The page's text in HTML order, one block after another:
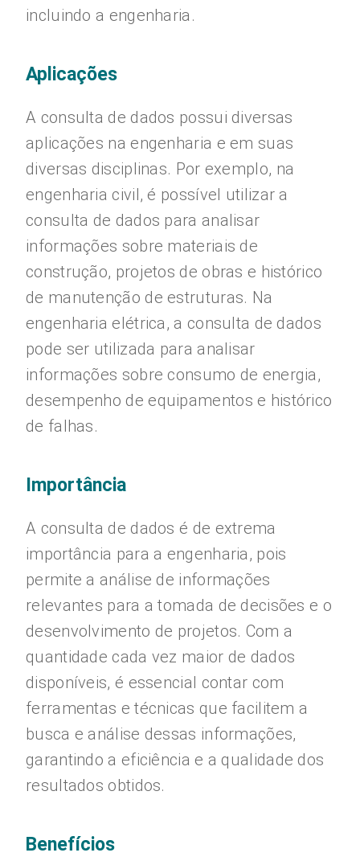
incluindo a engenharia.
Aplicações
A consulta de dados possui diversas
aplicações na engenharia e em suas
diversas disciplinas. Por exemplo, na
engenharia civil, é possível utilizar a
consulta de dados para analisar
informações sobre materiais de
construção, projetos de obras e histórico
de manutenção de estruturas. Na
engenharia elétrica, a consulta de dados
pode ser utilizada para analisar
informações sobre consumo de energia,
desempenho de equipamentos e histórico
de falhas.
Importância
A consulta de dados é de extrema
importância para a engenharia, pois
permite a análise de informações
relevantes para a tomada de decisões e o
desenvolvimento de projetos. Com a
quantidade cada vez maior de dados
disponíveis, é essencial contar com
ferramentas e técnicas que facilitem a
busca e análise dessas informações,
garantindo a eficiência e a qualidade dos
resultados obtidos.
Benefícios